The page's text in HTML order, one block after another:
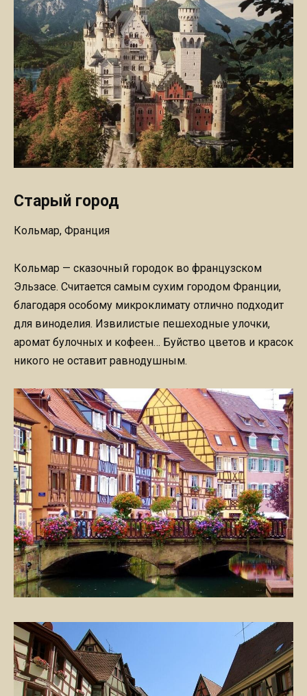
Старый город
Кольмар, Франция
Кольмар — сказочный городок во французском
Эльзасе. Считается самым сухим городом Франции,
благодаря особому микроклимату отлично подходит
для виноделия. Извилистые пешеходные улочки,
аромат булочных и кофеен… Буйство цветов и красок
никого не оставит равнодушным.